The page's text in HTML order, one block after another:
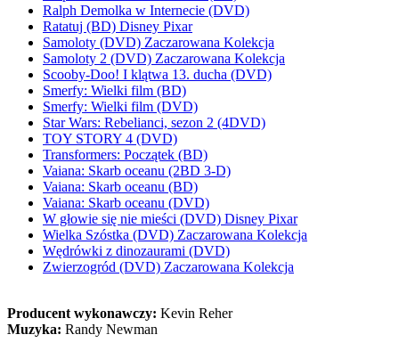
Ralph Demolka w Internecie (DVD)
Ratatuj (BD) Disney Pixar
Samoloty (DVD) Zaczarowana Kolekcja
Samoloty 2 (DVD) Zaczarowana Kolekcja
Scooby-Doo! I klątwa 13. ducha (DVD)
Smerfy: Wielki film (BD)
Smerfy: Wielki film (DVD)
Star Wars: Rebelianci, sezon 2 (4DVD)
TOY STORY 4 (DVD)
Transformers: Początek (BD)
Vaiana: Skarb oceanu (2BD 3-D)
Vaiana: Skarb oceanu (BD)
Vaiana: Skarb oceanu (DVD)
W głowie się nie mieści (DVD) Disney Pixar
Wielka Szóstka (DVD) Zaczarowana Kolekcja
Wędrówki z dinozaurami (DVD)
Zwierzogród (DVD) Zaczarowana Kolekcja
Producent wykonawczy: Kevin Reher
Muzyka: Randy Newman